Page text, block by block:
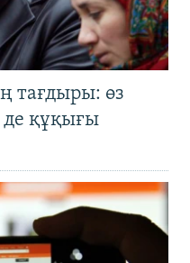
тағдыры: өз
де құқығы